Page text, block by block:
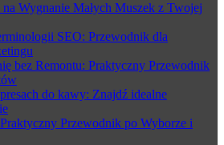
Wygnanie Małych Muszek z Twojej
SEO: Przewodnik dla
bez Remontu: Praktyczny Przewodnik
do kawy: Znajdź idealne
Przewodnik po Wyborze i